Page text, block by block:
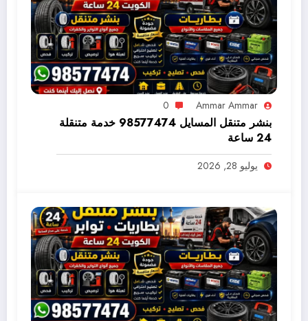
Ammar Ammar
0
بنشر متنقل المسايل 98577474 خدمة متنقلة
24 ساعة
يوليو 28, 2026